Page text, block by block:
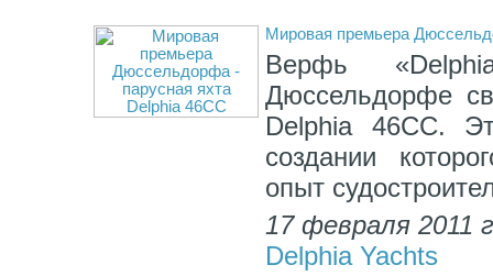
Мировая премьера
Верфь
Дюссельдорфе
Delphia 46СС.
создании
опыт
17 февраля 2011
Delphia Yachts